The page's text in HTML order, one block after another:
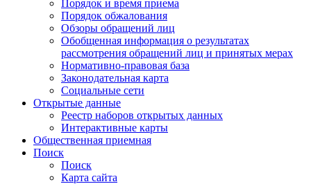
Порядок и время приема
Порядок обжалования
Обзоры обращений лиц
Обобщенная информация о результатах
рассмотрения обращений лиц и принятых мерах
Нормативно-правовая база
Законодательная карта
Социальные сети
Открытые данные
Реестр наборов открытых данных
Интерактивные карты
Общественная приемная
Поиск
Поиск
Карта сайта